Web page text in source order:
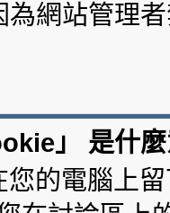
為網站管理
」 是什
您的電腦上